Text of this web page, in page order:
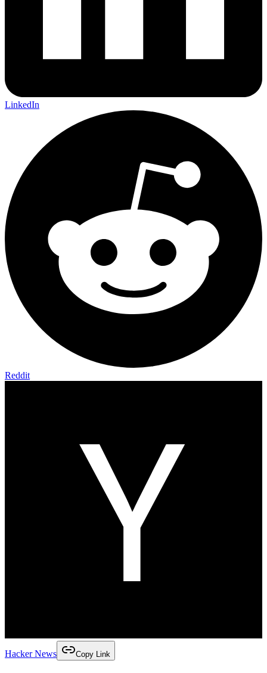
LinkedIn
Reddit
Hacker News Copy Link